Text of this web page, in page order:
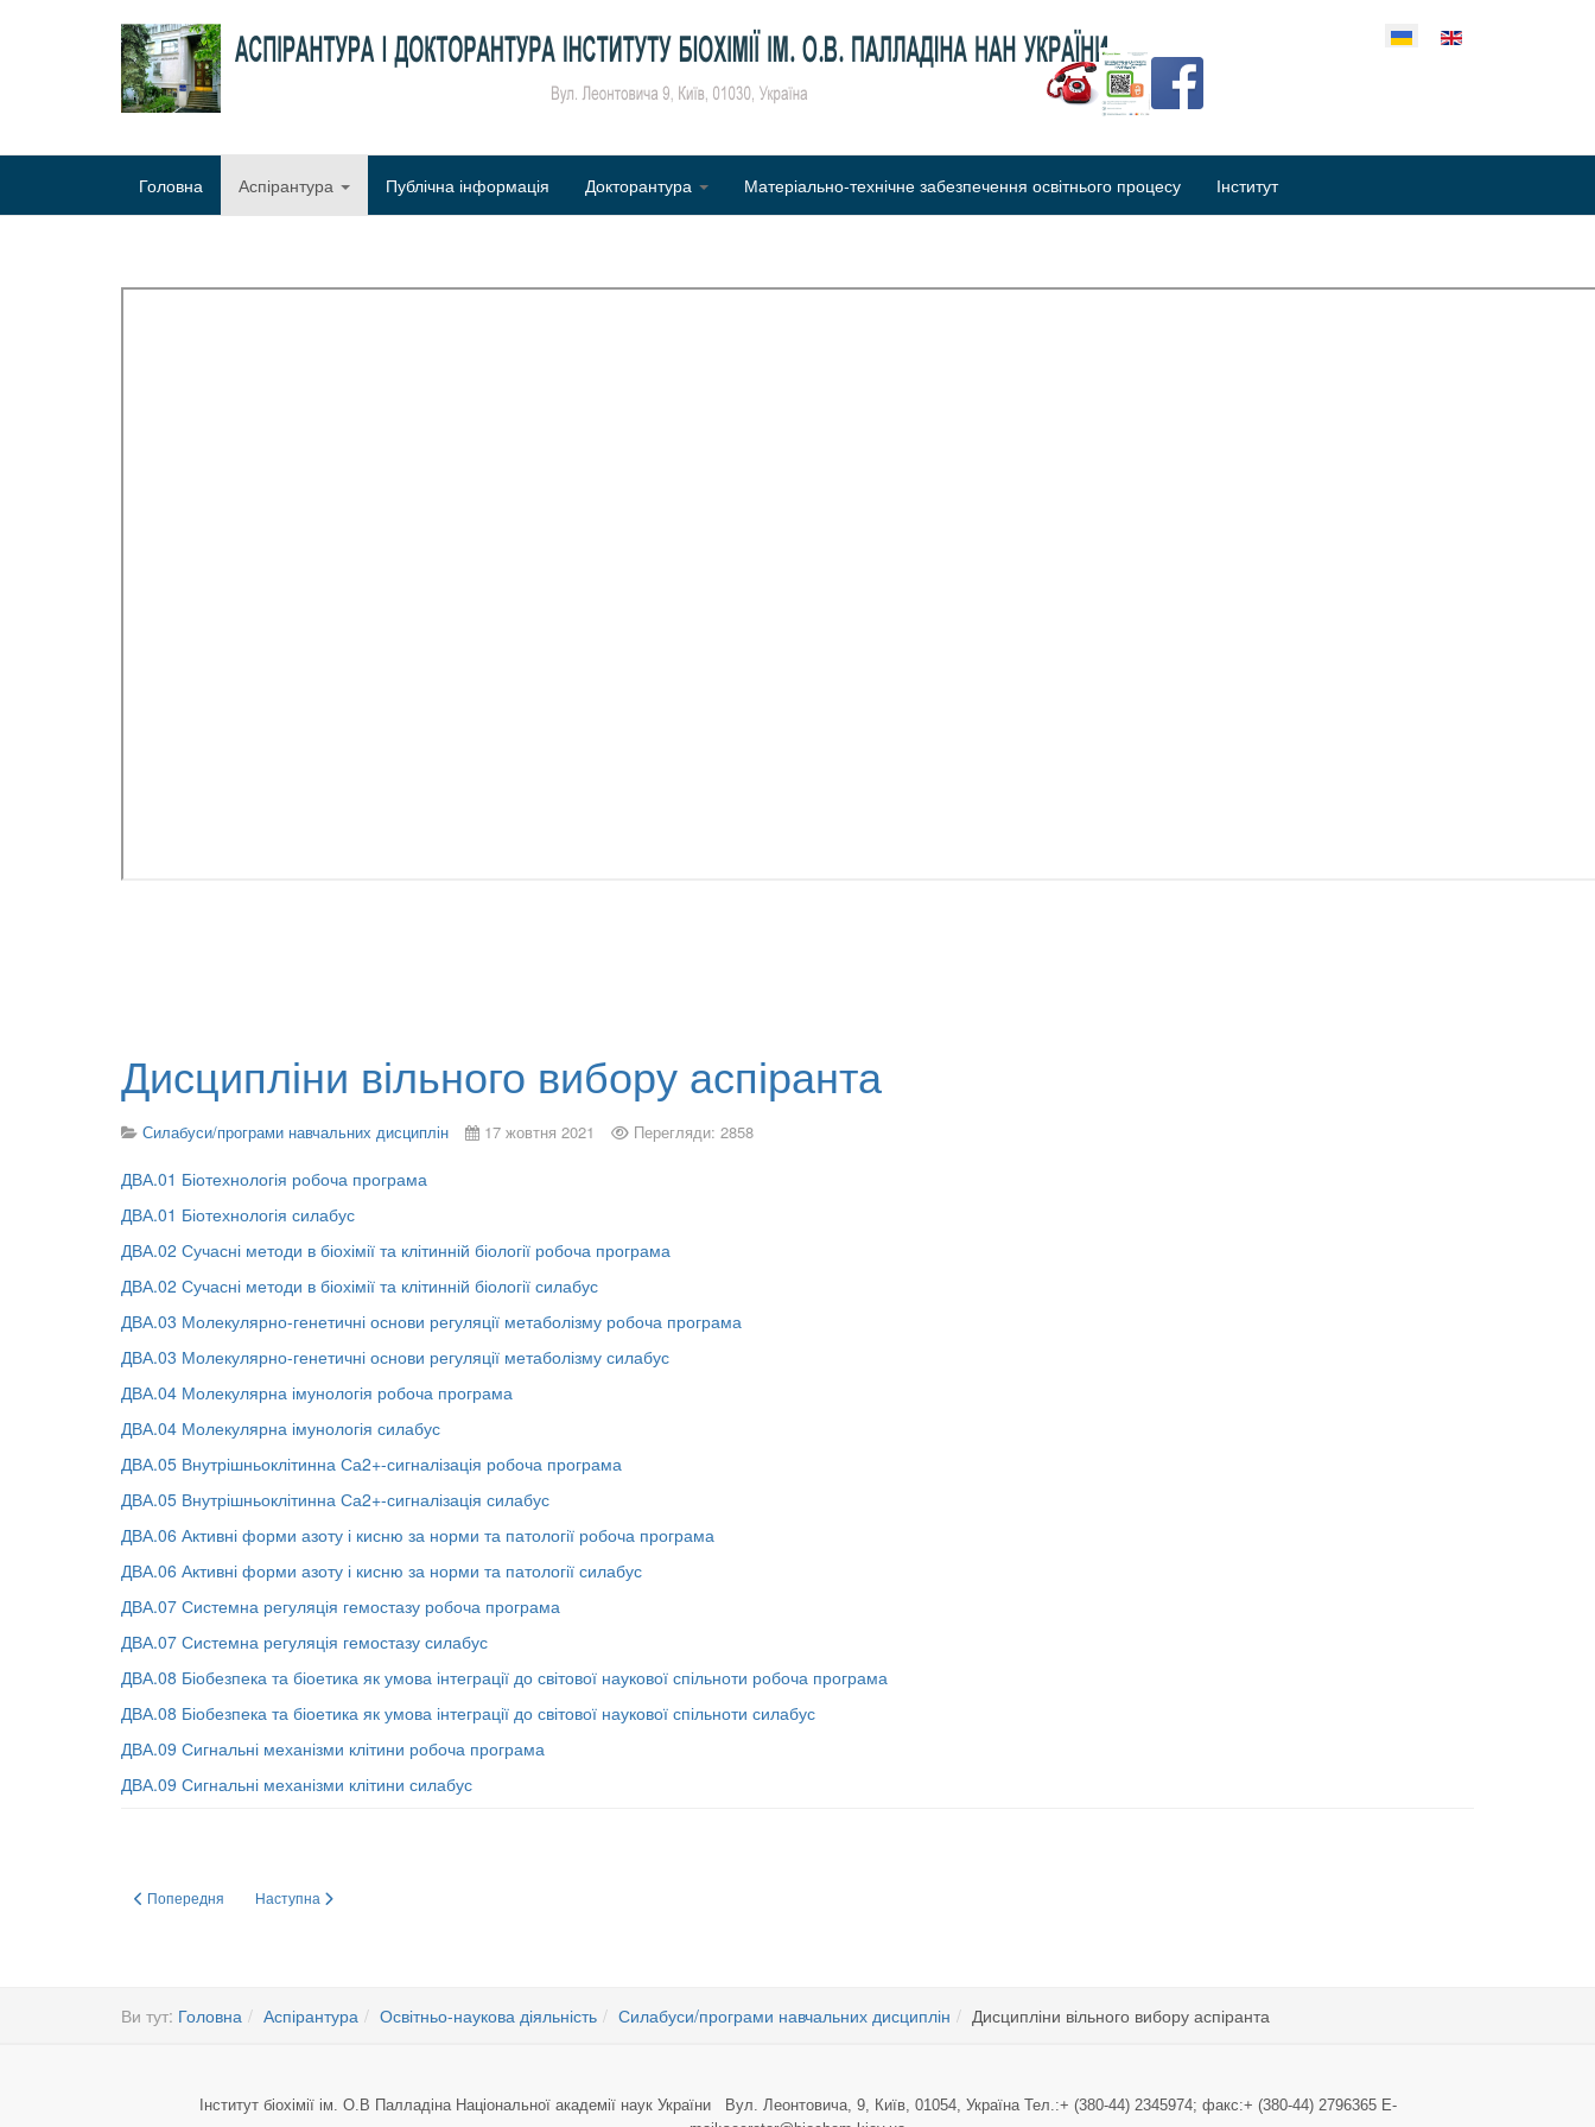
Оберіть свою мову
Головна Аспірантура Публічна інформація Докторантура Матеріально-технічне забезпечення освітнього процесу Інститут
Дисципліни вільного вибору аспіранта
Силабуси/програми навчальних дисциплін 17 жовтня 2021 Перегляди: 2858
ДВА.01 Біотехнологія робоча програма
ДВА.01 Біотехнологія силабус
ДВА.02 Сучасні методи в біохімії та клітинній біології робоча програма
ДВА.02 Сучасні методи в біохімії та клітинній біології силабус
ДВА.03 Молекулярно-генетичні основи регуляції метаболізму робоча програма
ДВА.03 Молекулярно-генетичні основи регуляції метаболізму силабус
ДВА.04 Молекулярна імунологія робоча програма
ДВА.04 Молекулярна імунологія силабус
ДВА.05 Внутрішньоклітинна Са2+-сигналізація робоча програма
ДВА.05 Внутрішньоклітинна Са2+-сигналізація силабус
ДВА.06 Активні форми азоту і кисню за норми та патології робоча програма
ДВА.06 Активні форми азоту і кисню за норми та патології силабус
ДВА.07 Системна регуляція гемостазу робоча програма
ДВА.07 Системна регуляція гемостазу силабус
ДВА.08 Біобезпека та біоетика як умова інтеграції до світової наукової спільноти робоча програма
ДВА.08 Біобезпека та біоетика як умова інтеграції до світової наукової спільноти силабус
ДВА.09 Сигнальні механізми клітини робоча програма
ДВА.09 Сигнальні механізми клітини силабус
Попередня стаття: Силабуси/програми навчальних дисциплін ОНП «Біологія» 2023
Попередня Наступна стаття: Дисципліни вибору Інституту
Наступна
Ви тут: Головна Аспірантура Освітньо-наукова діяльність Силабуси/програми навчальних дисциплін Дисципліни вільного вибору аспіранта
Інститут біохімії ім. О.В Палладіна Національної академії наук України Вул. Леонтовича, 9, Київ, 01054, Україна Тел.:+ (380-44) 2345974; факс:+ (380-44) 2796365 E-